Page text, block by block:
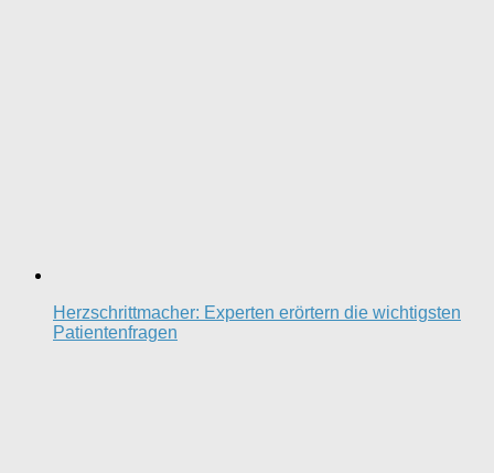
Herzschrittmacher: Experten erörtern die wichtigsten
Patientenfragen